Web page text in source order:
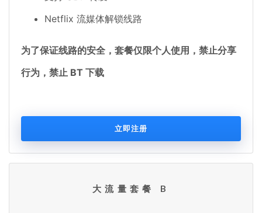
Netflix 流媒体解锁线路
为了保证线路的安全，套餐仅限个人使用，禁止分享
行为，禁止 BT 下载
立即注册
大流量套餐 B